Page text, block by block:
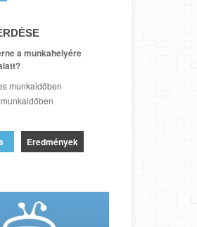
a munkahelyére
munkaidőben
Eredmények